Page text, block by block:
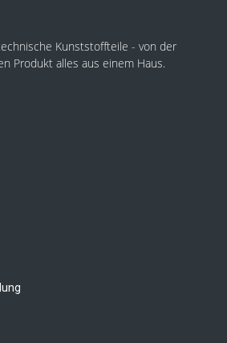
Kunststoffteile - von der
Produkt alles aus einem Haus.